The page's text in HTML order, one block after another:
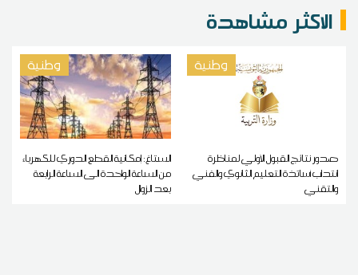
الاكثر مشاهدة
وطنية
صدور نتائج القبول الأولي لمناظرة
انتداب أساتذة التعليم الثانوي والفني
والتقني
وطنية
الستاغ: إمكانية القطع الدوري للكهرباء
من الساعة الواحدة الى الساعة الرابعة
بعد الزوال